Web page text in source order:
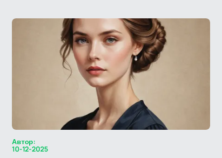
Автор:
10-12-2025